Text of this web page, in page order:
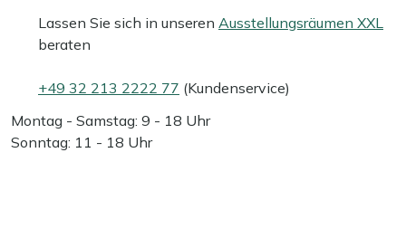
Lassen Sie sich in unseren Ausstellungsräumen XXL
beraten
+49 32 213 2222 77 (Kundenservice)
Montag - Samstag: 9 - 18 Uhr
Sonntag: 11 - 18 Uhr